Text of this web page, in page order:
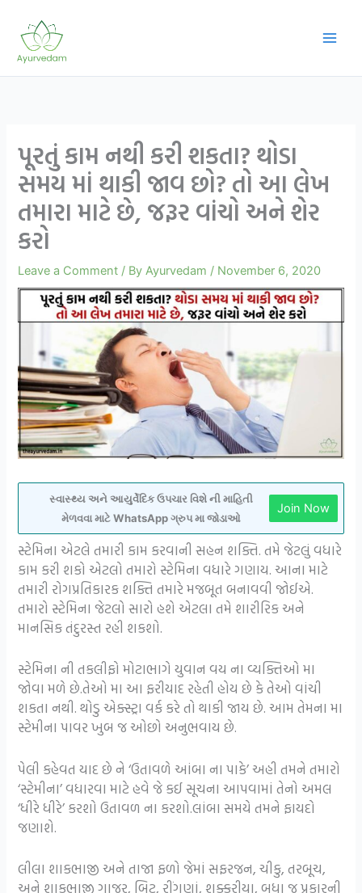
content
પૂરતું કામ નથી કરી શકતા? થોડા
સમય માં થાકી જાવ છો? તો આ લેખ
તમારા માટે છે, જરૂર વાંચો અને શેર
કરો
Leave a Comment / ByAyurvedam / November 6, 2020
સ્વાસ્થ્ય અને આયુર્વેદિક ઉપચાર વિશે ની માહિતી
મેળવવા માટે WhatsApp ગ્રુપ મા જોડાઓ
Join Now
સ્ટેમિના એટલે તમારી કામ કરવાની સહન શક્તિ. તમે જેટલું વધારે
કામ કરી શકો એટલો તમારો સ્ટેમિના વધારે ગણાય. આના માટે
તમારી રોગપ્રતિકારક શક્તિ તમારે મજબૂત બનાવવી જોઈએ.
તમારો સ્ટેમિના જેટલો સારો હશે એટલા તમે શારીરિક અને
માનસિક તંદુરસ્ત રહી શકશો.
સ્ટેમિના ની તકલીફો મોટાભાગે યુવાન વય ના વ્યક્તિઓ મા
જોવા મળે છે.તેઓ મા આ ફરીયાદ રહેતી હોય છે કે તેઓ વાંચી
શકતા નથી. થોડુ એક્સ્ટ્રા વર્ક કરે તો થાકી જાય છે. આમ તેમના મા
સ્ટેમીના પાવર ખુબ જ ઓછો અનુભવાય છે.
પેલી કહેવત યાદ છે ને ‘ઉતાવળે આંબા ના પાકે’ અહી તમને તમારો
‘સ્ટેમીના’ વધારવા માટે હવે જે કઈ સૂચના આપવામાં તેનો અમલ
‘ધીરે ધીરે’ કરશો ઉતાવળ ના કરશો.લાંબા સમયે તમને ફાયદો
જણાશે.
લીલા શાકભાજી અને તાજા ફળો જેમાં સફરજન, ચીકુ, તરબૂચ,
અને શાકભાજી ગાજર, બિટ, રીંગણાં, શક્કરીયા, બધા જ પ્રકારની